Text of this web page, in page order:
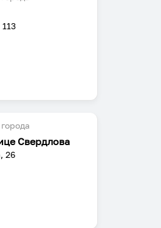
Свердлова
26